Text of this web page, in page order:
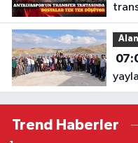
Trend Haberler